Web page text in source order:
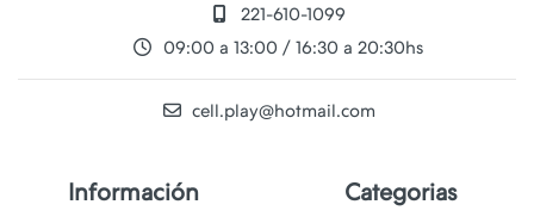
221-610-1099
09:00 a 13:00 / 16:30 a 20:30hs
cell.play@hotmail.com
Información Categorias